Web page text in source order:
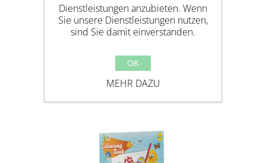
Ähnliche Produkte
Dienstleistungen anzubieten. Wenn
Sie unsere Dienstleistungen nutzen,
sind Sie damit einverstanden.
OK
MEHR DAZU